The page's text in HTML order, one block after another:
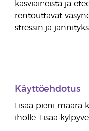
kasviaineista ja
rentouttavat
stressin ja
Käyttöehdotus
Lisää pieni määrä
iholle. Lisää